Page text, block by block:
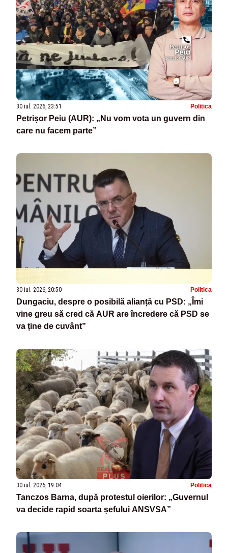
30 iul. 2026, 23:51 Politica
Petrișor Peiu (AUR): „Nu vom vota un guvern din
care nu facem parte”
30 iul. 2026, 20:50 Politica
Dungaciu, despre o posibilă alianță cu PSD: „Îmi
vine greu să cred că AUR are încredere că PSD se
va ține de cuvânt”
30 iul. 2026, 19:04 Politica
Tanczos Barna, după protestul oierilor: „Guvernul
va decide rapid soarta șefului ANSVSA”